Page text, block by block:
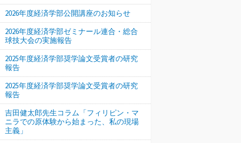
2026年度経済学部公開講座のお知らせ
2026年度経済学部ゼミナール連合・総合
球技大会の実施報告
2025年度経済学部奨学論文受賞者の研究
報告
2025年度経済学部奨学論文受賞者の研究
報告
吉田健太郎先生コラム「フィリピン・マ
ニラでの原体験から始まった、私の現場
主義」